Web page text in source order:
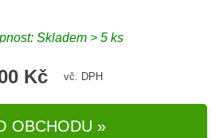
Skladem > 5 ks
Kč vč. DPH
OBCHODU »